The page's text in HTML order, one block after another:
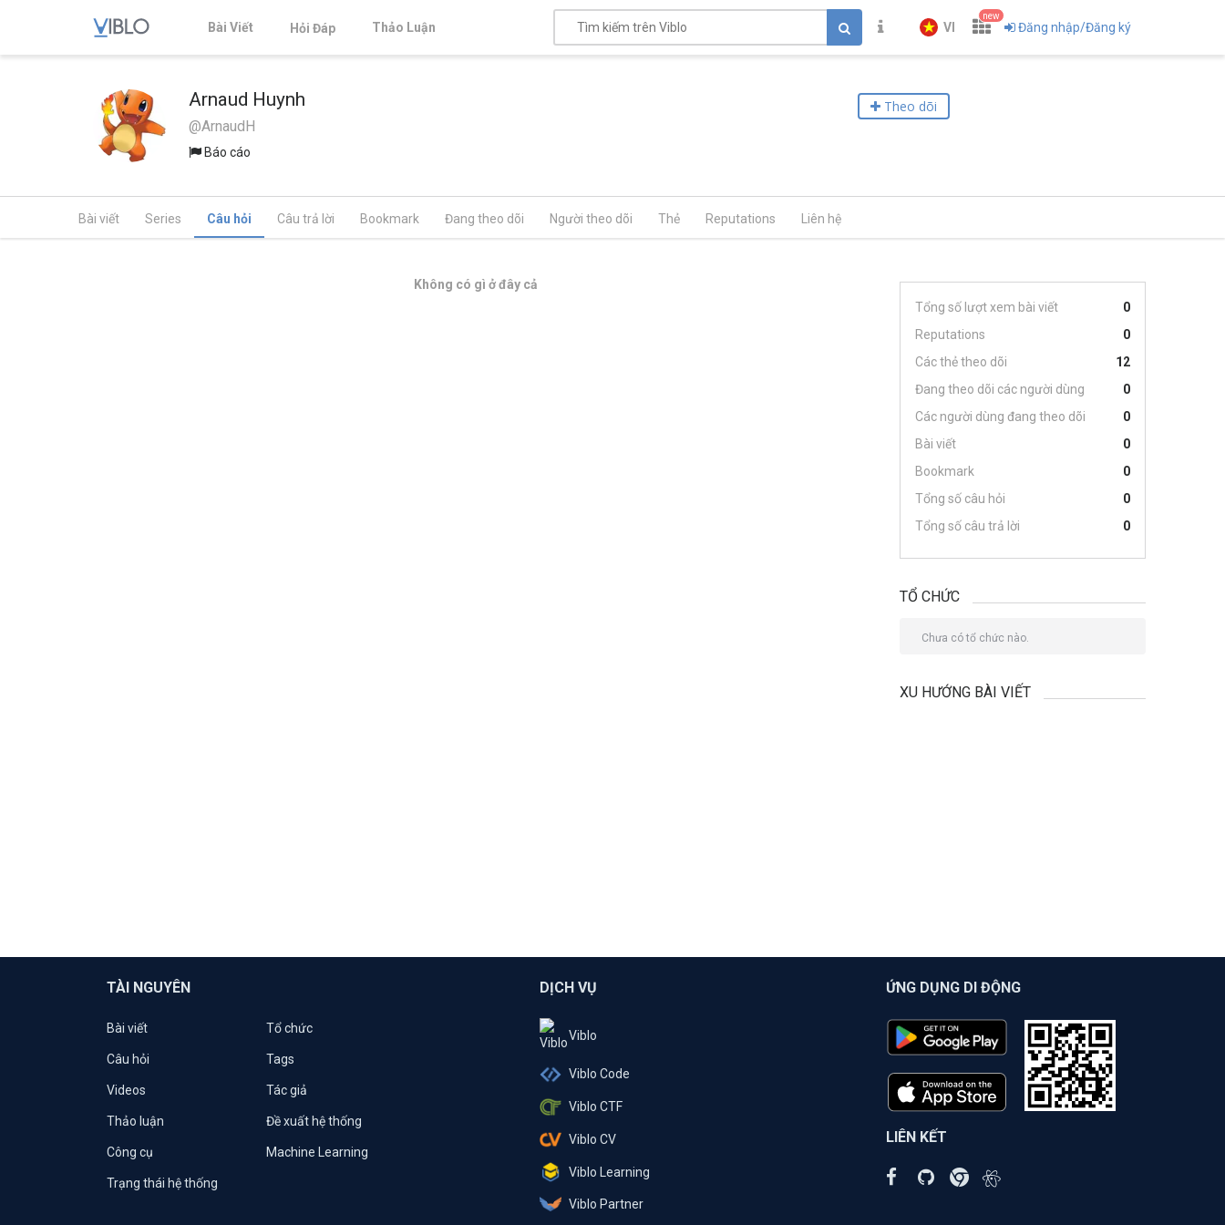
Bài Viết Hỏi Đáp Thảo Luận VI
new
Đăng nhập/Đăng ký
Arnaud Huynh
@ArnaudH
Báo cáo
Theo dõi
Bài viết Series Câu hỏi Câu trả lời Bookmark Đang theo dõi Người theo dõi Thẻ Reputations Liên hệ
Không có gì ở đây cả
Tổng số lượt xem bài viết
0
Reputations
0
Các thẻ theo dõi
12
Đang theo dõi các người dùng
0
Các người dùng đang theo dõi
0
Bài viết
0
Bookmark
0
Tổng số câu hỏi
0
Tổng số câu trả lời
0
TỔ CHỨC
Chưa có tổ chức nào.
XU HƯỚNG BÀI VIẾT
TÀI NGUYÊN
Bài viết Tổ chức
Câu hỏi Tags
Videos Tác giả
Thảo luận Đề xuất hệ thống
Công cụ Machine Learning
Trạng thái hệ thống
DỊCH VỤ
Viblo
Viblo Code
Viblo CTF
Viblo CV
Viblo Learning
Viblo Partner
ỨNG DỤNG DI ĐỘNG
LIÊN KẾT